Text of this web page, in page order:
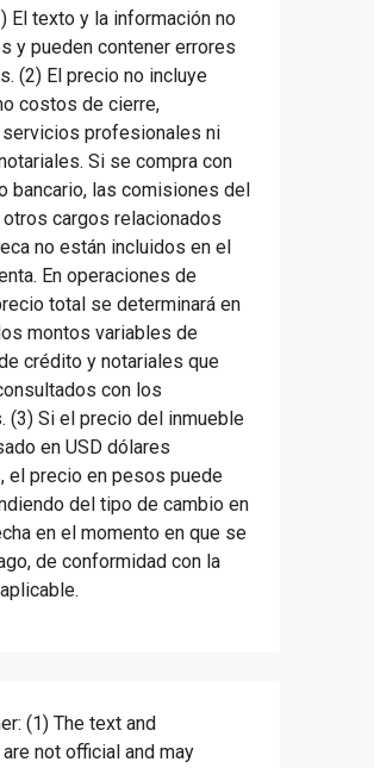
El texto y la información no
y pueden contener errores
(2) El precio no incluye
costos de cierre,
profesionales ni
Si se compra con
bancario, las comisiones del
cargos relacionados
no están incluidos en el
En operaciones de
total se determinará en
montos variables de
crédito y notariales que
con los
(3) Si el precio del inmueble
en USD dólares
el precio en pesos puede
del tipo de cambio en
en el momento en que se
de conformidad con la
(1) The text and
not official and may